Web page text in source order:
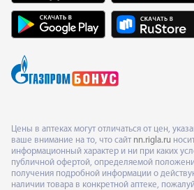
Цены в аптеках могут отличаться от цен,
ваше внимание на то, что сайт nn.rigla.ru
информационный характер и ни при каких
публичной офертой, определяемой
получения подробной информации о
наличии товара в конкретной аптеке,